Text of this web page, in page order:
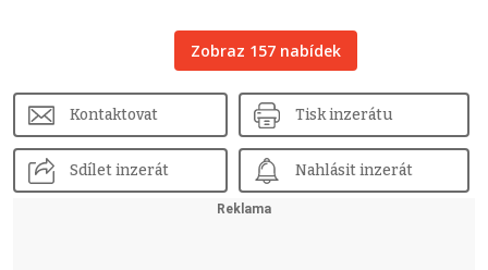
Zobraz 157 nabídek
Kontaktovat Tisk inzerátu
Sdílet inzerát Nahlásit inzerát